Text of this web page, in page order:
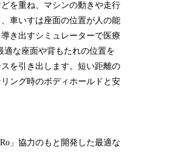
を重ね、マシンの動きや走行
車いすは座面の位置が人の能
き出すシミュレーターで医療
な座面や背もたれの位置を
を引き出します。短い距離の
ング時のボディホールドと安
」協力のもと開発した最適な